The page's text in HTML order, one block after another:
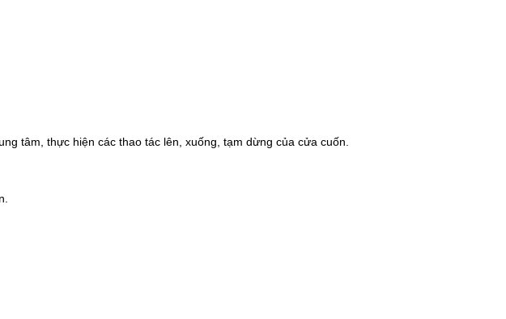
tâm, thực hiện các thao tác lên, xuống, tạm dừng của cửa cuốn.